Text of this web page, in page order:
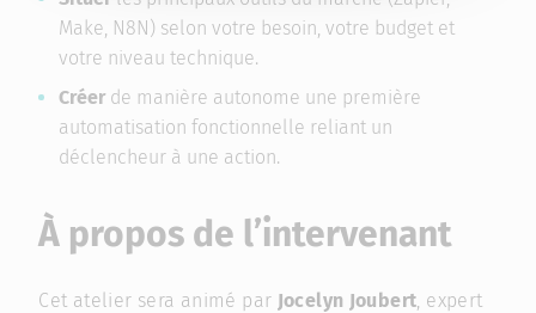
Make, N8N) selon votre besoin, votre budget et
votre niveau technique.
Créer de manière autonome une première
automatisation fonctionnelle reliant un
déclencheur à une action.
À propos de l’intervenant
Cet atelier sera animé par Jocelyn Joubert, expert